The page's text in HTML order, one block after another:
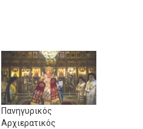
Πανηγυρικός
Αρχιερατικός